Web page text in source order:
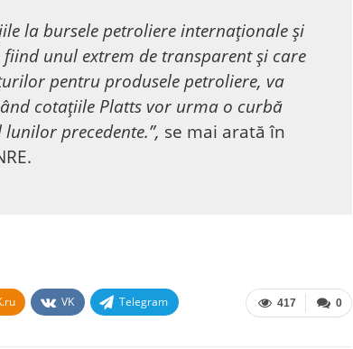
la bursele petroliere internaționale și
unul extrem de transparent și care
pentru produsele petroliere, va
cotațiile Platts vor urma o curbă
precedente.”, se mai arată în
0
417
VK Telegram